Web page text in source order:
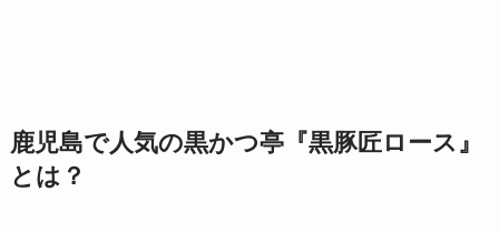
鹿児島で人気の黒かつ亭『黒豚匠ロース』
とは？